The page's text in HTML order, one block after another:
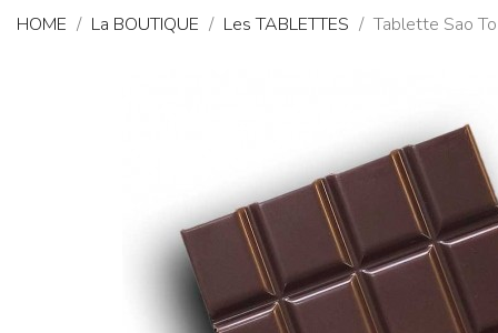
HOME La BOUTIQUE Les TABLETTES Tablette Sao